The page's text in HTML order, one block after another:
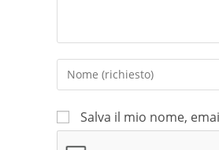
Salva il mio nome,